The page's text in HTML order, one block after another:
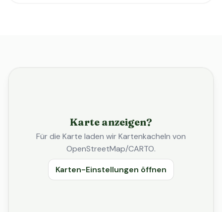
Karte anzeigen?
Für die Karte laden wir Kartenkacheln von
OpenStreetMap/CARTO.
Karten-Einstellungen öffnen